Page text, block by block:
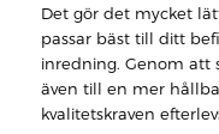
Det gör det mycket
passar bäst till ditt
inredning. Genom att
även till en mer
kvalitetskraven